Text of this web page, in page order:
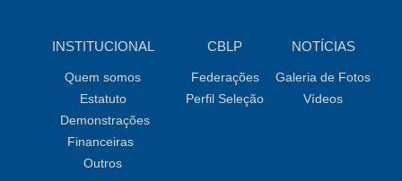
INSTITUCIONAL
Quem somos
Estatuto
Demonstrações
Financeiras
Outros
CBLP
Federações
Perfil Seleção
NOTÍCIAS
Galeria de Fotos
Vídeos